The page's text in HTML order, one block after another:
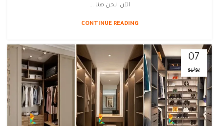
الآن. نحن هنا ...
CONTINUE READING
07
يونيو